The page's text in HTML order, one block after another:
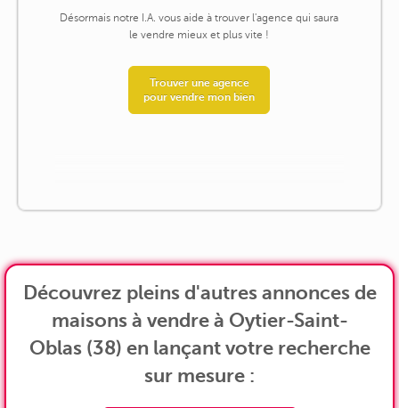
Désormais notre I.A. vous aide à trouver l'agence qui saura
le vendre mieux et plus vite !
Trouver une agence
pour vendre mon bien
Découvrez pleins d'autres annonces de
maisons à vendre à Oytier-Saint-
Oblas (38) en lançant votre recherche
sur mesure :